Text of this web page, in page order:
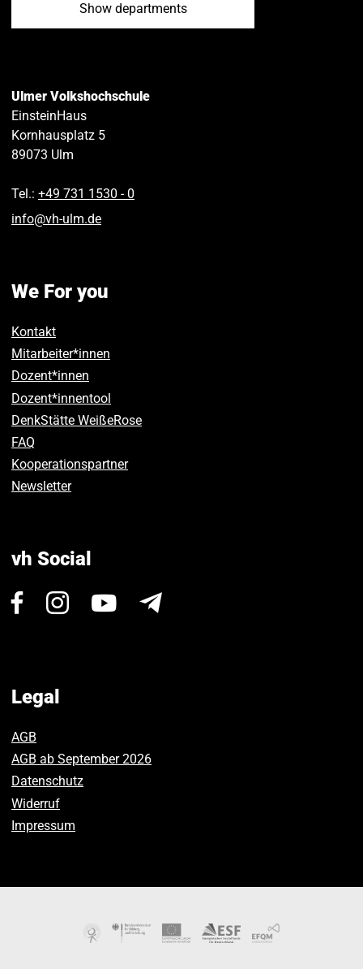
Show departments
Ulmer Volkshochschule
EinsteinHaus
Kornhausplatz 5
89073 Ulm
Tel.: +49 731 1530 ‑ 0
info@vh-ulm.de
We For you
Kontakt
Mitarbeiter*innen
Dozent*innen
Dozent*innentool
DenkStätte WeißeRose
FAQ
Kooperationspartner
Newsletter
vh Social
Visit Visit
Visit
Legal
AGB
AGB ab September 2026
Datenschutz
Widerruf
Impressum